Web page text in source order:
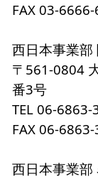
FAX 03-6666-
西日本事業部
〒561-0804
番3号
TEL 06-6863-
FAX 06-6863-
西日本事業部